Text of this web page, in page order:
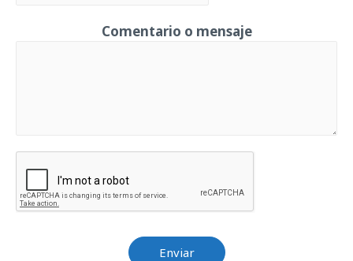
Comentario o mensaje
Enviar